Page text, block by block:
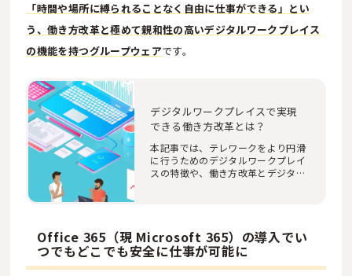
「時間や場所に縛られることなく自由に仕事ができる」とい
う、働き方改革と極めて親和性の高いデジタルワークプレイス
の機能を持つグループウェアです。
デジタルワークプレイスで実現
できる働き方改革とは？
本記事では、テレワークをより円滑
に行うためのデジタルワークプレイ
スの特徴や、働き方改革とデジタル
Office 365（現 Microsoft 365）の導入でい
つでもどこでも安全に仕事が可能に